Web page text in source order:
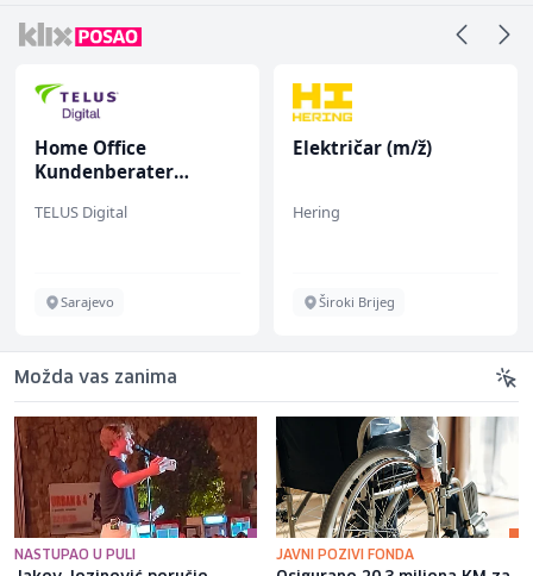
Home Office
Kundenberater
renommiertes
TELUS Digital
Sarajevo
Električar (m/ž)
Hering
Široki Brijeg
Možda vas zanima
NASTUPAO U PULI JAVNI POZIVI FONDA